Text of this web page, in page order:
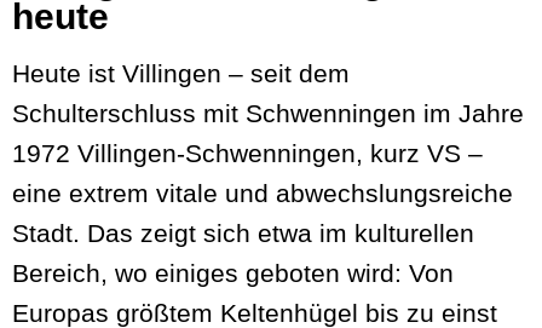
heute
Heute ist Villingen – seit dem
Schulterschluss mit Schwenningen im Jahre
1972 Villingen-Schwenningen, kurz VS –
eine extrem vitale und abwechslungsreiche
Stadt. Das zeigt sich etwa im kulturellen
Bereich, wo einiges geboten wird: Von
Europas größtem Keltenhügel bis zu einst